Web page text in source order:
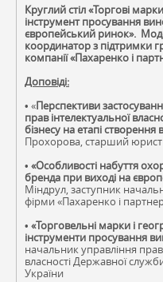
Круглий стіл «Торгові
інструмент просування
європейський ринок».
координатор з підтримки
компанії «Пахаренко і
Доповіді:
• «Перспективи
прав інтелектуальної
бізнесу на етапі
Прохорова, старший юрист
• «Особливості набуття
бренда при виході на
Міндрул, заступник
фірми «Пахаренко і
• «Торговельні марки і
інструменти просування
начальник управління
власності Державної
України